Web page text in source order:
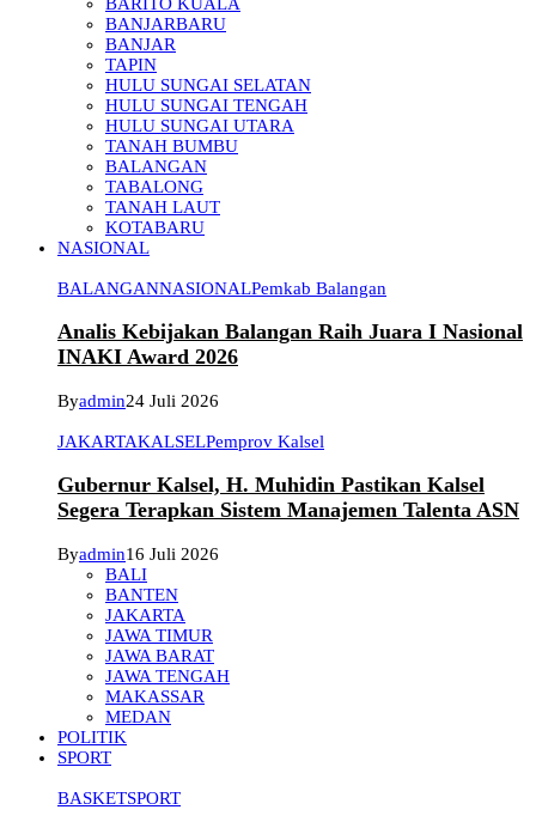
BANJARBARU
BANJAR
TAPIN
HULU SUNGAI SELATAN
HULU SUNGAI TENGAH
HULU SUNGAI UTARA
TANAH BUMBU
BALANGAN
TABALONG
TANAH LAUT
KOTABARU
NASIONAL
BALANGANNASIONALPemkab Balangan
Analis Kebijakan Balangan Raih Juara I Nasional
INAKI Award 2026
Byadmin24 Juli 2026
JAKARTAKALSELPemprov Kalsel
Gubernur Kalsel, H. Muhidin Pastikan Kalsel
Segera Terapkan Sistem Manajemen Talenta ASN
Byadmin16 Juli 2026
BALI
BANTEN
JAKARTA
JAWA TIMUR
JAWA BARAT
JAWA TENGAH
MAKASSAR
MEDAN
POLITIK
SPORT
BASKETSPORT